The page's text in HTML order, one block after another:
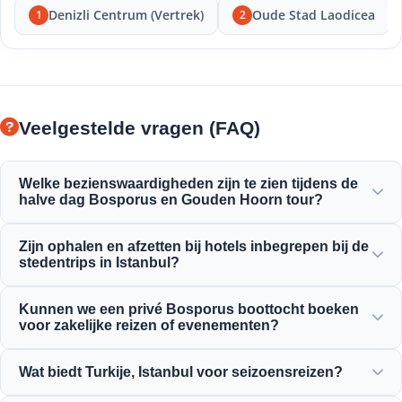
1 Denizli Centrum (Vertrek) 2 Oude Stad Laodicea
Veelgestelde vragen (FAQ)
Welke bezienswaardigheden zijn te zien tijdens de
halve dag Bosporus en Gouden Hoorn tour?
Hoorn, de Bosporusbrug, het Dolmabahçe Paleis, de
Ortaköy Moskee, het Rumeli Fort en de elegante
Zijn ophalen en afzetten bij hotels inbegrepen bij de
stedentrips in Istanbul?
centrale locaties zoals Sultanahmet, Taksim en omliggende
gebieden.
Kunnen we een privé Bosporus boottocht boeken
voor zakelijke reizen of evenementen?
met op maat gemaakte jachtverhuur, bedrijfsevenementen
Wat biedt Turkije, Istanbul voor seizoensreizen?